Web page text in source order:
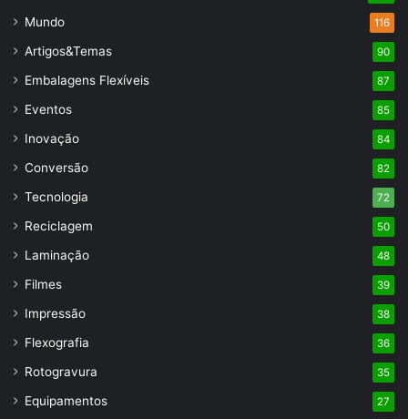
Mundo 116
Artigos&Temas 90
Embalagens Flexíveis 87
Eventos 85
Inovação 84
Conversão 82
Tecnologia 72
Reciclagem 50
Laminação 48
Filmes 39
Impressão 38
Flexografia 36
Rotogravura 35
Equipamentos 27